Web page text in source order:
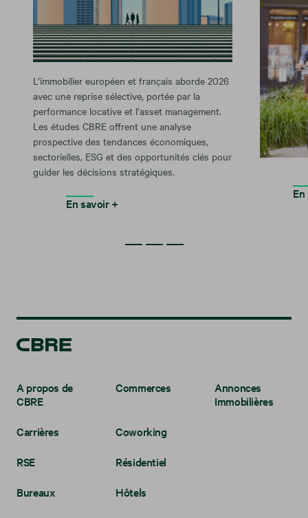
L’immobilier européen et français aborde 2026
avec une reprise sélective, portée par la
performance locative et l’asset management.
Les études CBRE offrent une analyse
prospective des tendances économiques,
sectorielles, ESG et des opportunités clés pour
guider les décisions stratégiques.
En savoir +
A propos de
CBRE
Carrières
RSE
Bureaux
Commerces
Coworking
Résidentiel
Hôtels
Annonces
Immobilières